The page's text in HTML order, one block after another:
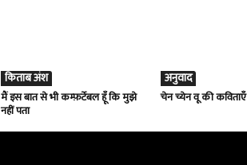
किताब अंश
मैं इस बात से भी कम्फ़र्टेबल हूँ कि मुझे
नहीं पता
अनुवाद
चेन च्येन वू की कविताएँ